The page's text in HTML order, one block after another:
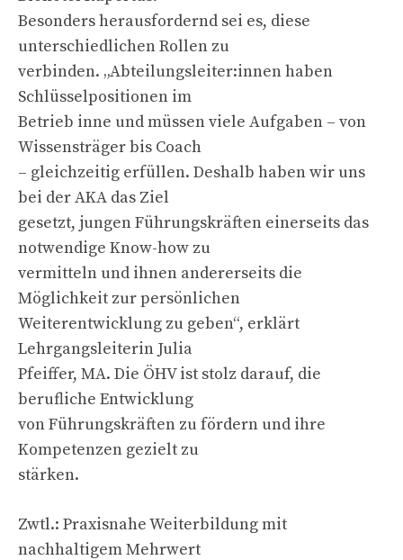
Besonders herausfordernd sei es, diese
unterschiedlichen Rollen zu
verbinden. „Abteilungsleiter:innen haben
Schlüsselpositionen im
Betrieb inne und müssen viele Aufgaben – von
Wissensträger bis Coach
– gleichzeitig erfüllen. Deshalb haben wir uns
bei der AKA das Ziel
gesetzt, jungen Führungskräften einerseits das
notwendige Know-how zu
vermitteln und ihnen andererseits die
Möglichkeit zur persönlichen
Weiterentwicklung zu geben“, erklärt
Lehrgangsleiterin Julia
Pfeiffer, MA. Die ÖHV ist stolz darauf, die
berufliche Entwicklung
von Führungskräften zu fördern und ihre
Kompetenzen gezielt zu
stärken.
Zwtl.: Praxisnahe Weiterbildung mit
nachhaltigem Mehrwert